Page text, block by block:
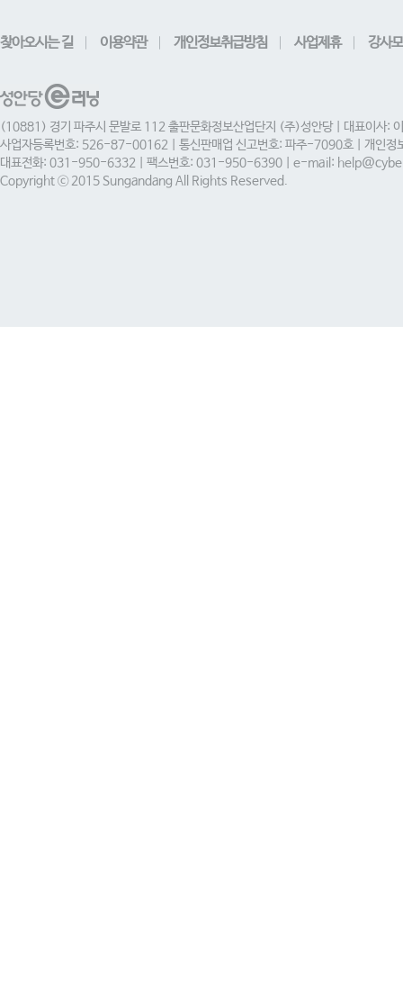
찾아오시는 길 이용약관 개인정보취급방침 사업제휴 강사
(10881) 경기 파주시 문발로 112 출판문화정보산업단지 (주)성안당 | 대표이사:
사업자등록번호: 526-87-00162 | 통신판매업 신고번호: 파주-7090호 | 개인정
대표전화: 031-950-6332 | 팩스번호: 031-950-6390 | e-mail:
Copyright ⓒ 2015 Sungandang All Rights Reserved.